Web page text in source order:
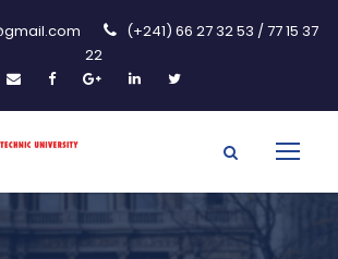
(+241) 66 27 32 53 / 77 15 37
22